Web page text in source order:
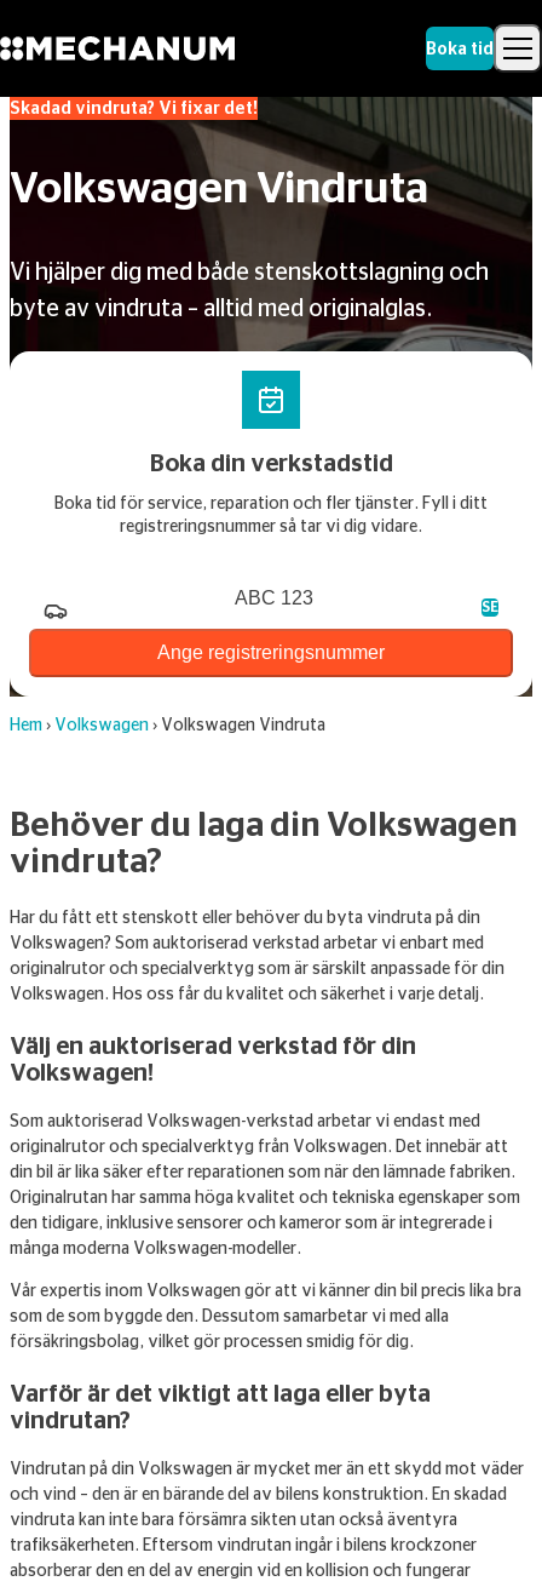
Skip to content
Boka tid
Sök Sök
Skadad vindruta? Vi fixar det!
Volkswagen Vindruta
Vi hjälper dig med både stenskottslagning och
byte av vindruta – alltid med originalglas.
Boka din verkstadstid
Boka tid för service, reparation och fler tjänster. Fyll i ditt
registreringsnummer så tar vi dig vidare.
SE
Ange registreringsnummer
Hem › Volkswagen › Volkswagen Vindruta
Behöver du laga din Volkswagen
vindruta?
Har du fått ett stenskott eller behöver du byta vindruta på din
Volkswagen? Som auktoriserad verkstad arbetar vi enbart med
originalrutor och specialverktyg som är särskilt anpassade för din
Volkswagen. Hos oss får du kvalitet och säkerhet i varje detalj.
Välj en auktoriserad verkstad för din
Volkswagen!
Som auktoriserad Volkswagen-verkstad arbetar vi endast med
originalrutor och specialverktyg från Volkswagen. Det innebär att
din bil är lika säker efter reparationen som när den lämnade fabriken.
Originalrutan har samma höga kvalitet och tekniska egenskaper som
den tidigare, inklusive sensorer och kameror som är integrerade i
många moderna Volkswagen-modeller.
Vår expertis inom Volkswagen gör att vi känner din bil precis lika bra
som de som byggde den. Dessutom samarbetar vi med alla
försäkringsbolag, vilket gör processen smidig för dig.
Varför är det viktigt att laga eller byta
vindrutan?
Vindrutan på din Volkswagen är mycket mer än ett skydd mot väder
och vind – den är en bärande del av bilens konstruktion. En skadad
vindruta kan inte bara försämra sikten utan också äventyra
trafiksäkerheten. Eftersom vindrutan ingår i bilens krockzoner
absorberar den en del av energin vid en kollision och fungerar